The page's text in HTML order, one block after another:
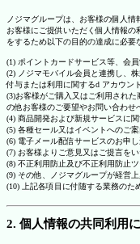
ノジマグループは、お客様の個人情
お客様にご提供いただく個人情報
をするため以下の目的の達成に必要
(1) ポイントカードサービス等、会
(2) ノジマモバイル会員と連携し、
付与または利用に関するd アカウン
(3)お客様がご購入又はご利用され
の他お客様のご要望やお問い合わせ
(4) 商品開発および新規サービスに関
(5) 各種セール又はイベントへのご
(6) 電子メール配信サービスのお申
(7) お客様よりご意見又はご提言を
(8) 不正利用防止及び不正利用防止
(9) その他、ノジマグループが経営
(10) 上記各項目に付随する業務のた
2. 個人情報の共同利用